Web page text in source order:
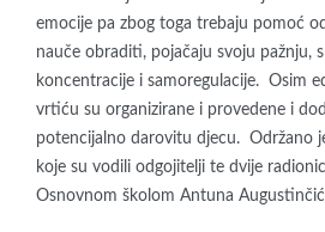
emocije pa zbog toga trebaju pomoć
nauče obraditi, pojačaju svoju pažnju,
koncentracije i samoregulacije. Osim
vrtiću su organizirane i provedene i
potencijalno darovitu djecu. Održano
koje su vodili odgojitelji te dvije
Osnovnom školom Antuna